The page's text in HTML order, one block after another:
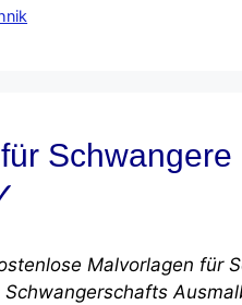
Schwangere
Malvorlagen für